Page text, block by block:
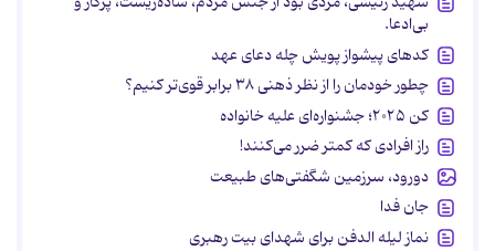
بی‌ادعا.
کدهای پیشواز پویش چله دعای عهد
چطور خودمان را از نظر ذهنی ۳۸ برابر قوی‌تر کنیم؟
کن ۲۰۲۵؛ جشنواره‌ای علیه خانواده
راز افرادی که کمتر ضرر می‌کنند!
دورود، سرزمین شگفتی‌های طبیعت
جان فدا
نماز لیله الدفن برای شهدای بیت رهبری